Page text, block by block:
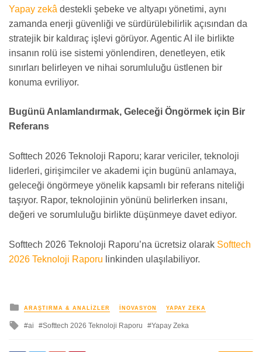
Yapay zekâ destekli şebeke ve altyapı yönetimi, aynı
zamanda enerji güvenliği ve sürdürülebilirlik açısından da
stratejik bir kaldıraç işlevi görüyor. Agentic AI ile birlikte
insanın rolü ise sistemi yönlendiren, denetleyen, etik
sınırları belirleyen ve nihai sorumluluğu üstlenen bir
konuma evriliyor.
Bugünü Anlamlandırmak, Geleceği Öngörmek için Bir
Referans
Softtech 2026 Teknoloji Raporu; karar vericiler, teknoloji
liderleri, girişimciler ve akademi için bugünü anlamaya,
geleceği öngörmeye yönelik kapsamlı bir referans niteliği
taşıyor. Rapor, teknolojinin yönünü belirlerken insanı,
değeri ve sorumluluğu birlikte düşünmeye davet ediyor.
Softtech 2026 Teknoloji Raporu’na ücretsiz olarak Softtech
2026 Teknoloji Raporu linkinden ulaşılabiliyor.
yayınlanan
ARAŞTIRMA & ANALIZLER İNOVASYON YAPAY ZEKA
ileai Softtech 2026 Teknoloji Raporu Yapay Zeka